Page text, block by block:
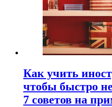
Как учить
чтобы быстро
7 советов на